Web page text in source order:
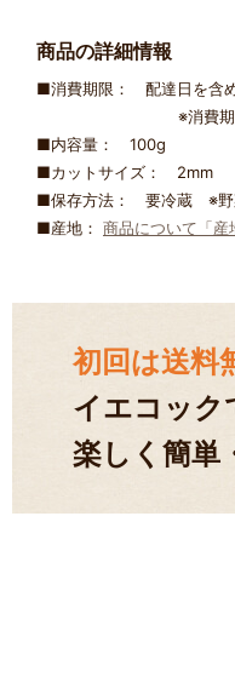
商品の詳細情報
■消費期限： 配達日を含
※消費期限に関わら
■内容量： 100g
■カットサイズ： 2mm
■保存方法： 要冷蔵 ※野
■産地： 商品について「産
初回は送料
イエコック
楽しく簡単